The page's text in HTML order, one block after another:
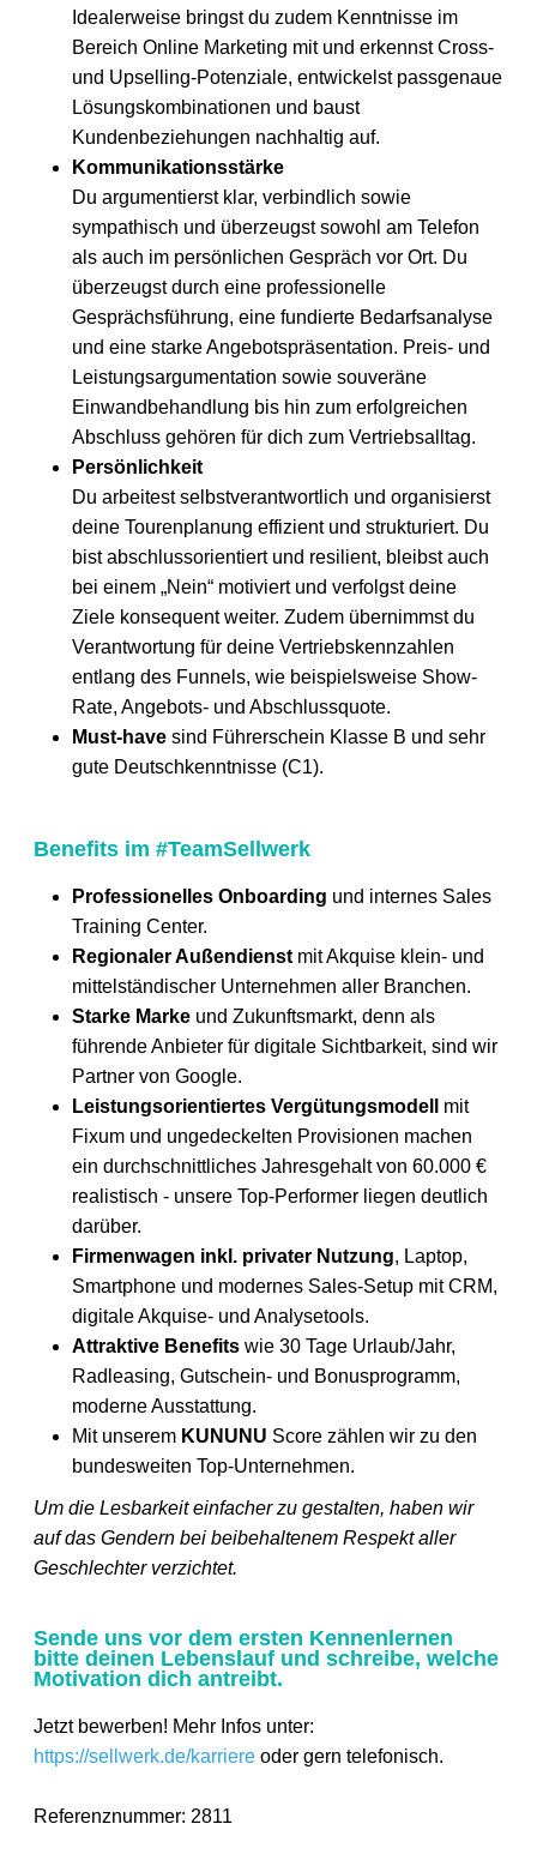
Idealerweise bringst du zudem Kenntnisse im
Bereich Online Marketing mit und erkennst Cross-
und Upselling-Potenziale, entwickelst passgenaue
Lösungskombinationen und baust
Kundenbeziehungen nachhaltig auf.
Kommunikationsstärke
Du argumentierst klar, verbindlich sowie
sympathisch und überzeugst sowohl am Telefon
als auch im persönlichen Gespräch vor Ort. Du
überzeugst durch eine professionelle
Gesprächsführung, eine fundierte Bedarfsanalyse
und eine starke Angebotspräsentation. Preis- und
Leistungsargumentation sowie souveräne
Einwandbehandlung bis hin zum erfolgreichen
Abschluss gehören für dich zum Vertriebsalltag.
Persönlichkeit
Du arbeitest selbstverantwortlich und organisierst
deine Tourenplanung effizient und strukturiert. Du
bist abschlussorientiert und resilient, bleibst auch
bei einem „Nein“ motiviert und verfolgst deine
Ziele konsequent weiter. Zudem übernimmst du
Verantwortung für deine Vertriebskennzahlen
entlang des Funnels, wie beispielsweise Show-
Rate, Angebots- und Abschlussquote.
Must-have sind Führerschein Klasse B und sehr
gute Deutschkenntnisse (C1).
Benefits im #TeamSellwerk
Professionelles Onboarding und internes Sales
Training Center.
Regionaler Außendienst mit Akquise klein- und
mittelständischer Unternehmen aller Branchen.
Starke Marke und Zukunftsmarkt, denn als
führende Anbieter für digitale Sichtbarkeit, sind wir
Partner von Google.
Leistungsorientiertes Vergütungsmodell mit
Fixum und ungedeckelten Provisionen machen
ein durchschnittliches Jahresgehalt von 60.000 €
realistisch - unsere Top-Performer liegen deutlich
darüber.
Firmenwagen inkl. privater Nutzung, Laptop,
Smartphone und modernes Sales-Setup mit CRM,
digitale Akquise- und Analysetools.
Attraktive Benefits wie 30 Tage Urlaub/Jahr,
Radleasing, Gutschein- und Bonusprogramm,
moderne Ausstattung.
Mit unserem KUNUNU Score zählen wir zu den
bundesweiten Top-Unternehmen.
Um die Lesbarkeit einfacher zu gestalten, haben wir
auf das Gendern bei beibehaltenem Respekt aller
Geschlechter verzichtet.
Sende uns vor dem ersten Kennenlernen
bitte deinen Lebenslauf und schreibe, welche
Motivation dich antreibt.
Jetzt bewerben! Mehr Infos unter:
https://sellwerk.de/karriere oder gern telefonisch.
Referenznummer: 2811